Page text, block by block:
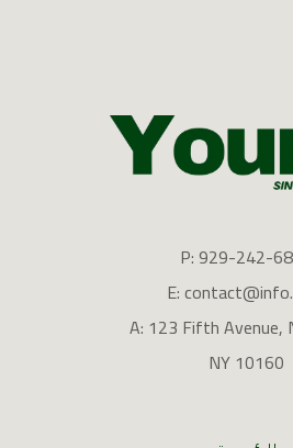
P: 929-242-
E:
A: 123 Fifth Avenue,
NY 10160